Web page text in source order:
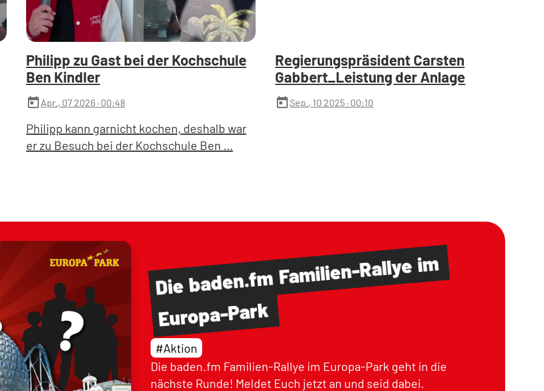
Philipp zu Gast bei der Kochschule
Ben Kindler
today Apr., 07 2026· 00:48
Philipp kann garnicht kochen, deshalb war
er zu Besuch bei der Kochschule Ben …
Regierungspräsident Carsten
Gabbert_Leistung der Anlage
today Sep., 10 2025 · 00:10
Die baden.fmFamilien-Rallyeim
Europa-Park
#Aktion
Die baden.fm Familien-Rallye im Europa-Park geht in die
nächste Runde! Meldet Euch jetzt an und seid dabei.